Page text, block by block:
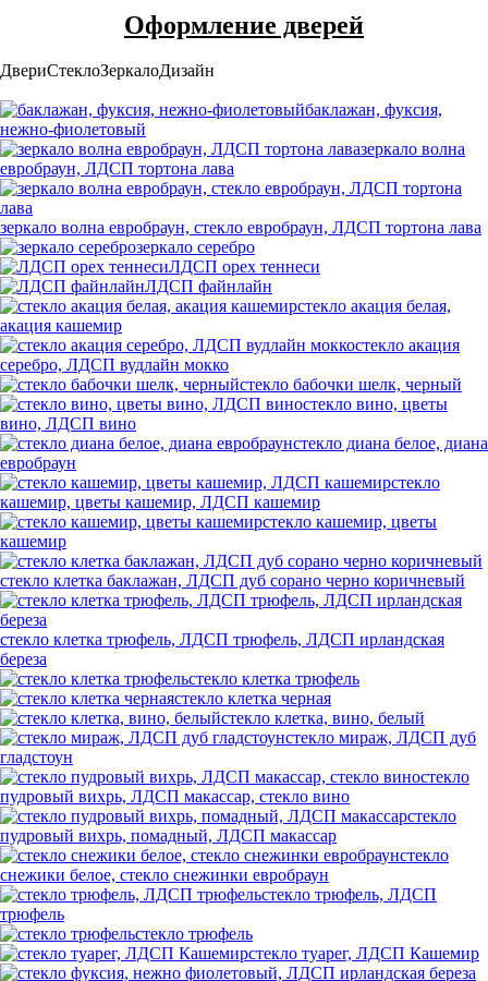
Оформление дверей
ДвериСтеклоЗеркалоДизайн
баклажан, фуксия,
нежно-фиолетовый
зеркало волна
евробраун, ЛДСП тортона лава
зеркало волна евробраун, стекло евробраун, ЛДСП тортона лава
зеркало серебро
ЛДСП орех теннеси
ЛДСП файнлайн
стекло акация белая,
акация кашемир
стекло акация
серебро, ЛДСП вудлайн мокко
стекло бабочки шелк, черный
стекло вино, цветы
вино, ЛДСП вино
стекло диана белое, диана
евробраун
стекло
кашемир, цветы кашемир, ЛДСП кашемир
стекло кашемир, цветы
кашемир
стекло клетка баклажан, ЛДСП дуб сорано черно коричневый
стекло клетка трюфель, ЛДСП трюфель, ЛДСП ирландская
береза
стекло клетка трюфель
стекло клетка черная
стекло клетка, вино, белый
стекло мираж, ЛДСП дуб
гладстоун
стекло
пудровый вихрь, ЛДСП макассар, стекло вино
стекло
пудровый вихрь, помадный, ЛДСП макассар
стекло
снежики белое, стекло снежинки евробраун
стекло трюфель, ЛДСП
трюфель
стекло трюфель
стекло туарег, ЛДСП Кашемир